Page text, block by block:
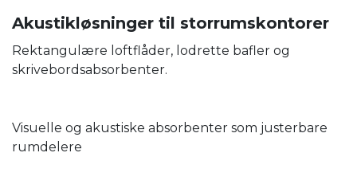
Akustikløsninger til storrumskontorer
Rektangulære loftflåder, lodrette bafler og
skrivebordsabsorbenter.
Visuelle og akustiske absorbenter som justerbare
rumdelere